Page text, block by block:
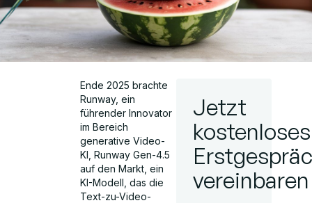
Ende 2025 brachte
Runway, ein
führender Innovator
im Bereich
generative Video-
KI, Runway Gen-4.5
auf den Markt, ein
KI-Modell, das die
Text-zu-Video-
Jetzt
kostenloses
vereinbaren